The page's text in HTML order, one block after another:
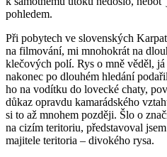
pohledem.
Při pobytech ve slovenských
na filmování, mi mnohokrát na
klečových polí. Rys o mně věděl,
nakonec po dlouhém hledání
ho na vodítku do lovecké chaty,
důkaz opravdu kamarádského
si to až mnohem později. Šlo o
na cizím teritoriu, představoval
majitele teritoria – divokého rysa.